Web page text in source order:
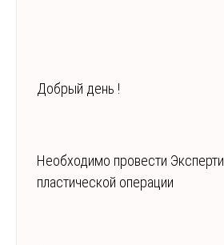
Добрый день !
Необходимо провести
пластической операции